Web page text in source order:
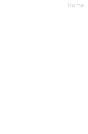
Home